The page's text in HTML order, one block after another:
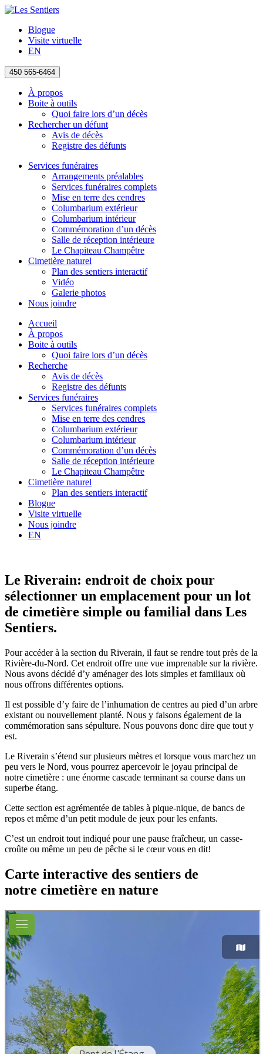
Blogue
Visite virtuelle
EN
450 565-6464
À propos
Boite à outils
Quoi faire lors d’un décès
Rechercher un défunt
Avis de décès
Registre des défunts
Services funéraires
Arrangements préalables
Services funéraires complets
Mise en terre des cendres
Columbarium extérieur
Columbarium intérieur
Commémoration d’un décès
Salle de réception intérieure
Le Chapiteau Champêtre
Cimetière naturel
Plan des sentiers interactif
Vidéo
Galerie photos
Nous joindre
Accueil
À propos
Boite à outils
Quoi faire lors d’un décès
Recherche
Avis de décès
Registre des défunts
Services funéraires
Services funéraires complets
Mise en terre des cendres
Columbarium extérieur
Columbarium intérieur
Commémoration d’un décès
Salle de réception intérieure
Le Chapiteau Champêtre
Cimetière naturel
Plan des sentiers interactif
Blogue
Visite virtuelle
Nous joindre
EN
Le Riverain: endroit de choix pour
sélectionner un emplacement pour un lot
de cimetière simple ou familial dans Les
Sentiers.
Pour accéder à la section du Riverain, il faut se rendre tout près de la
Rivière-du-Nord. Cet endroit offre une vue imprenable sur la rivière.
Nous avons décidé d’y aménager des lots simples et familiaux où
nous offrons différentes options.
Il est possible d’y faire de l’inhumation de centres au pied d’un arbre
existant ou nouvellement planté. Nous y faisons également de la
commémoration sans sépulture. Nous pouvons donc dire que tout y
est.
Le Riverain s’étend sur plusieurs mètres et lorsque vous marchez un
peu vers le Nord, vous pourrez apercevoir le joyau principal de
notre cimetière : une énorme cascade terminant sa course dans un
superbe étang.
Cette section est agrémentée de tables à pique-nique, de bancs de
repos et même d’un petit module de jeux pour les enfants.
C’est un endroit tout indiqué pour une pause fraîcheur, un casse-
croûte ou même un peu de pêche si le cœur vous en dit!
Carte interactive des sentiers de
notre cimetière en nature